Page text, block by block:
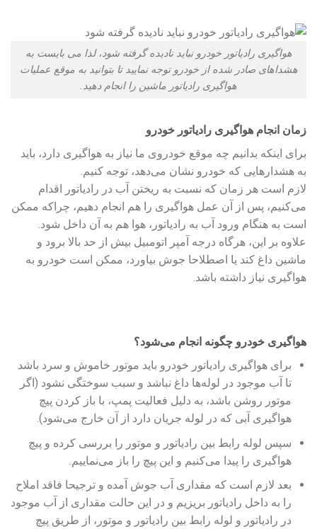
هواگیری رادیاتور خودرو نباید نادیده گرفته شود، لذا می بایست به
هشداهای صادر شده از خودرو توجه نمایید تا بتوانید به موقع عملیات
هواگیری رادیاتور ماشین را انجام دهید.
زمان انجام هواگیری رادیاتور خودرو
برای اینکه بدانیم چه موقع خودروی ما نیاز به هواگیری دارد، باید
به هشدارهایی که خودرو نشان می‌دهد، توجه کنیم.
لازم است هر زمان که نسبت به ریختن آب در رادیاتور اقدام
می‌کنیم، پس از آن عمل هواگیری را هم انجام دهیم، چراکه ممکن
است به هنگام ورود آب به رادیاتور، هوا هم به آن داخل شود.
علاوه بر این، هرگاه درجه آمپر اتومبیل بیش از حد بالا برود و
ماشین داغ کند یا اصطلاحا جوش بیاورد، ممکن است خودرو به
هواگیری نیاز داشته باشد.
هواگیری خودرو چگونه انجام می‌شود؟
برای هواگیری رادیاتور خودرو باید موتور خاموش و سرد باشد
تا آب موجود در لوله‌ها داغ نباشد و سبب سوختگی نشود (اگر
موتور روشن باشد، به دلیل فعالیت پمپ، با باز کردن پیچ
هواگیری آبی که در لوله جریان دارد از آن خارج می‌شود).
سپس لوله رابط بین رادیاتور و موتور را بررسی کرده و پیچ
هواگیری را پیدا می‌کنیم و این پیچ را باز می‌نماییم.
بعد لازم است که مقداری آب جوش آمده و ترجیحا فاقد املاح
را به داخل رادیاتور بریزیم و در این حالت مقداری از آب موجود
در رادیاتور و لوله رابط بین رادیاتور و موتور، از طریق پیچ